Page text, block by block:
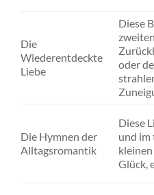
Die
Wiederentdeckte
Liebe
Diese
oder
Die Hymnen der
Alltagsromantik
Diese
und im
Glück,